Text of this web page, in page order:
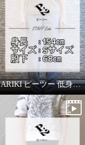
ARIKI ピーツー 低身長スタッフがはいてみました！